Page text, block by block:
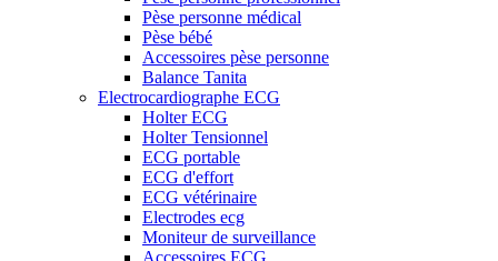
Pèse personne médical
Pèse bébé
Accessoires pèse personne
Balance Tanita
Electrocardiographe ECG
Holter ECG
Holter Tensionnel
ECG portable
ECG d'effort
ECG vétérinaire
Electrodes ecg
Moniteur de surveillance
Accessoires ECG